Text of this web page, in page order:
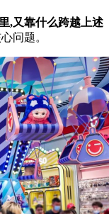
,又靠什么跨越上述
问题。